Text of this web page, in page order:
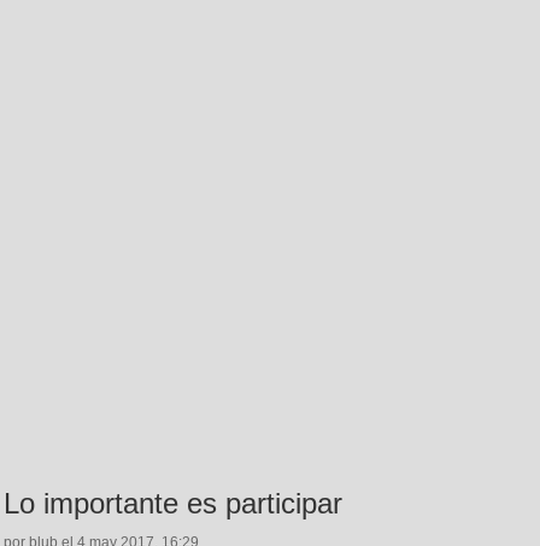
Lo importante es participar